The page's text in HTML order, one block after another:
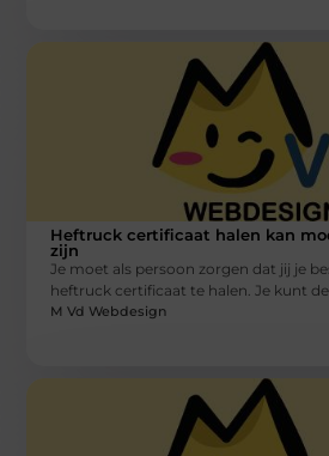
Heftruck certificaat halen kan
zijn
Je moet als persoon zorgen dat jij je
heftruck certificaat te halen. Je kunt
M Vd Webdesign